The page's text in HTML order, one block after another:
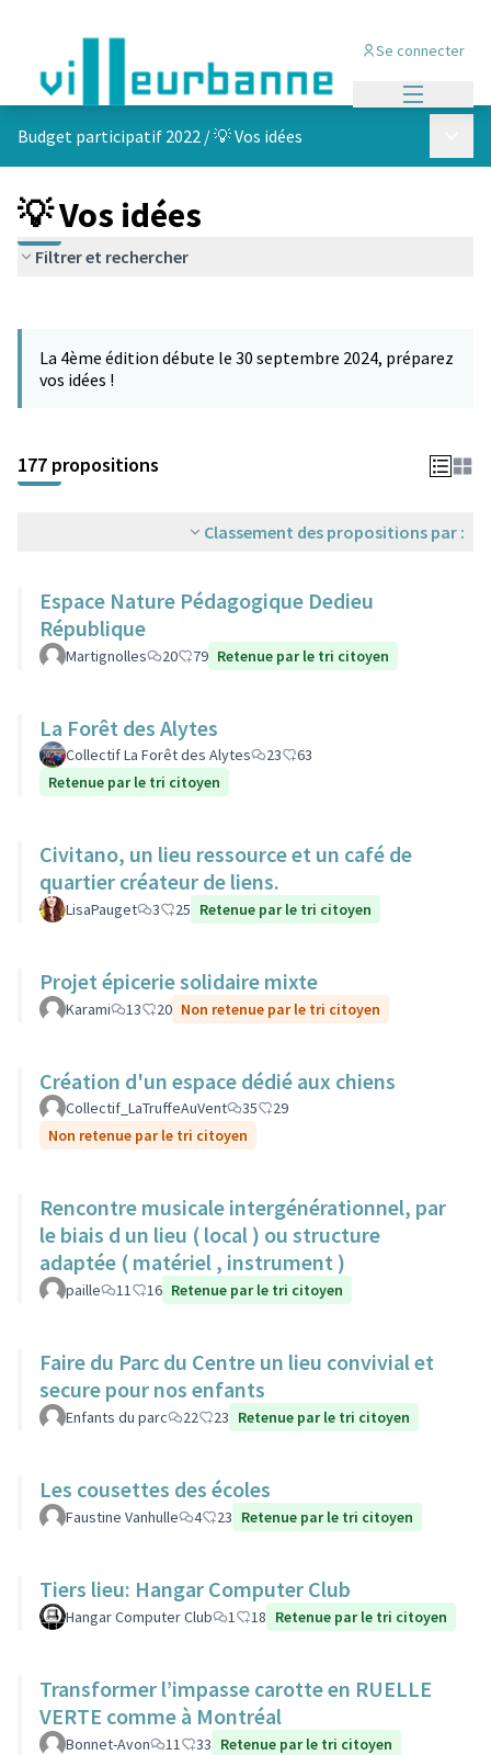
Se connecter
Budget participatif 2022 /💡 Vos idées
💡 Vos idées
Filtrer et rechercher
−
La 4ème édition débute le 30 septembre 2024, préparez
vos idées !
177 propositions
Classement des propositions par :
Espace Nature Pédagogique Dedieu
République
Martignolles 20 79 Retenue par le tri citoyen
La Forêt des Alytes
Collectif La Forêt des Alytes 23
63
Retenue par le tri citoyen
Civitano, un lieu ressource et un café de
quartier créateur de liens.
LisaPauget 3 25 Retenue par le tri citoyen
Projet épicerie solidaire mixte
Karami 13 20 Non retenue par le tri citoyen
Création d'un espace dédié aux chiens
Collectif_LaTruffeAuVent 35
29
Non retenue par le tri citoyen
Rencontre musicale intergénérationnel, par
le biais d un lieu ( local ) ou structure
adaptée ( matériel , instrument )
paille 11 16 Retenue par le tri citoyen
Faire du Parc du Centre un lieu convivial et
secure pour nos enfants
Enfants du parc 22 23 Retenue par le tri citoyen
Les cousettes des écoles
Faustine Vanhulle 4 23 Retenue par le tri citoyen
Tiers lieu: Hangar Computer Club
Hangar Computer Club 1 18 Retenue par le tri citoyen
Transformer l’impasse carotte en RUELLE
VERTE comme à Montréal
Bonnet-Avon 11 33 Retenue par le tri citoyen